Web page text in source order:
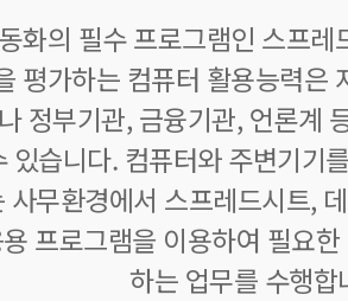
화의 필수 프로그램인 스프
평가하는 컴퓨터 활용능력은
정부기관, 금융기관, 언론계
있습니다. 컴퓨터와 주변기기
사무환경에서 스프레드시트,
프로그램을 이용하여 필요
하는 업무를 수행합